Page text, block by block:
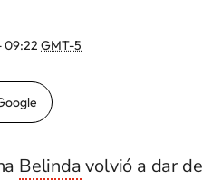
09:22 GMT-5
Belindavolvió a dar